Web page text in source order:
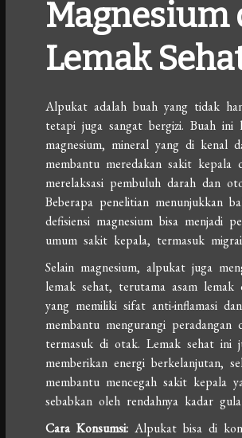
Magnesium
Lemak
Alpukat adalah buah yang tidak
tetapi juga sangat bergizi. Buah ini
magnesium, mineral yang di kenal
membantu meredakan sakit kepala
merelaksasi pembuluh darah dan
Beberapa penelitian menunjukkan
defisiensi magnesium bisa menjadi
umum sakit kepala, termasuk
Selain magnesium, alpukat juga
lemak sehat, terutama asam lemak
yang memiliki sifat anti-inflamasi
membantu mengurangi peradangan
termasuk di otak. Lemak sehat ini
memberikan energi berkelanjutan,
membantu mencegah sakit kepala
sebabkan oleh rendahnya kadar
Cara Konsumsi: Alpukat bisa di